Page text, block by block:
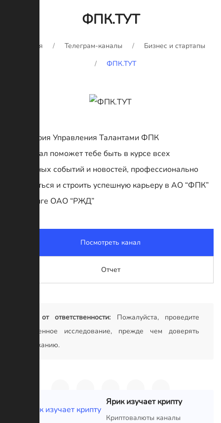
ФПК.ТУТ
Главная Телеграм-каналы
Бизнес и стартапы
ФПК.ТУТ
Территория Управления Талантами ФПК
Этот канал поможет тебе быть в курсе всех
актуальных событий и новостей, профессионально
развиваться и строить успешную карьеру в АО “ФПК”
и холдинге ОАО “РЖД”
Посмотреть канал
Отчет
Отказ от ответственности: Пожалуйста, проведите
собственное исследование, прежде чем доверять
содержанию.
Ярик изучает крипту
Криптовалюты каналы